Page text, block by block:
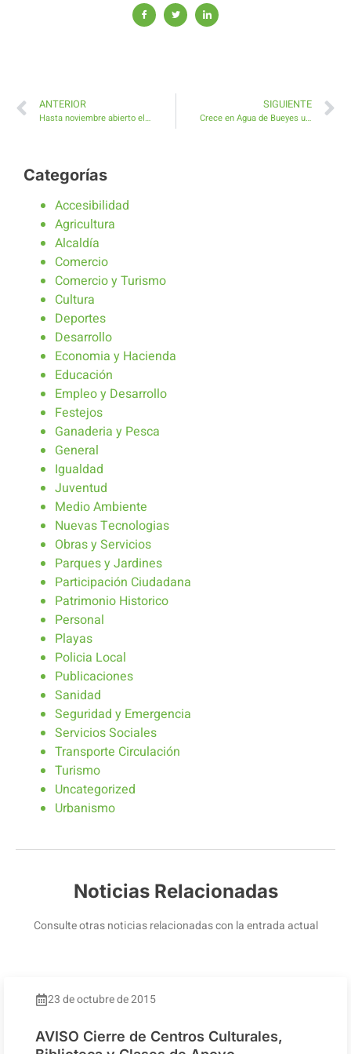
ANTERIOR
Hasta noviembre abierto el plazo voluntario de pago de tasas e impuestos municipales de Antigua
SIGUIENTE
Crece en Agua de Bueyes una calabaza gigante de 117,5 kilos
Categorías
Accesibilidad
Agricultura
Alcaldía
Comercio
Comercio y Turismo
Cultura
Deportes
Desarrollo
Economia y Hacienda
Educación
Empleo y Desarrollo
Festejos
Ganaderia y Pesca
General
Igualdad
Juventud
Medio Ambiente
Nuevas Tecnologias
Obras y Servicios
Parques y Jardines
Participación Ciudadana
Patrimonio Historico
Personal
Playas
Policia Local
Publicaciones
Sanidad
Seguridad y Emergencia
Servicios Sociales
Transporte Circulación
Turismo
Uncategorized
Urbanismo
Noticias Relacionadas
Consulte otras noticias relacionadas con la entrada actual
23 de octubre de 2015
AVISO Cierre de Centros Culturales,